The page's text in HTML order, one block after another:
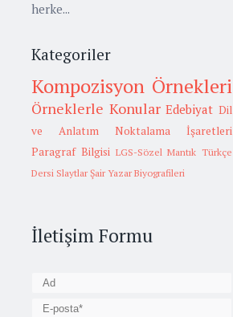
herke...
Kategoriler
Kompozisyon Örnekleri
Örneklerle Konular Edebiyat Dil
ve Anlatım
Noktalama İşaretleri
Paragraf Bilgisi LGS-Sözel Mantık Türkçe
Dersi Slaytlar Şair Yazar Biyografileri
İletişim Formu